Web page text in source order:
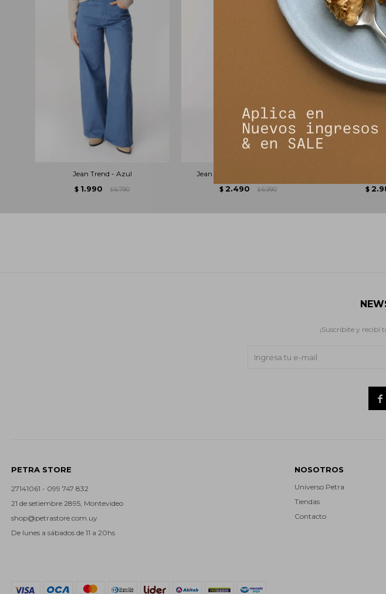
Jean Trend - Azul
$ 1.990 $ 6.790
Jean Murra Combinado - Jean
$ 2.490 $ 6.990 $
PETRA STORE
27141061 - 099 747 832
21 de setiembre 2895, Montevideo
shop@petrastore.com.uy
De lunes a sábados de 11 a 20hs
NOSOTROS
Universo Petra
Tiendas
Contacto
¡Suscribite y recibí
